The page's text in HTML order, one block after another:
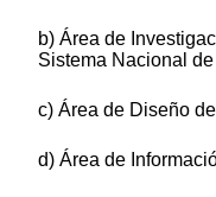
b) Área de
Sistema Nacional
c) Área de Diseño
d) Área de